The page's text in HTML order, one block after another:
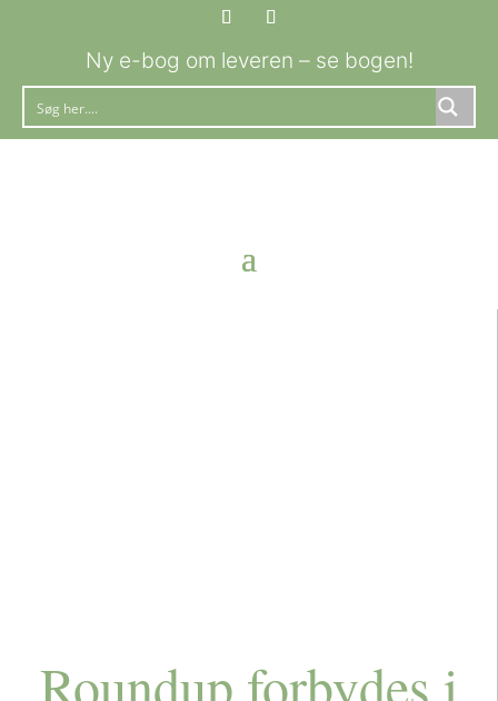
Ny e-bog om leveren – se bogen!
Roundup forbydes i